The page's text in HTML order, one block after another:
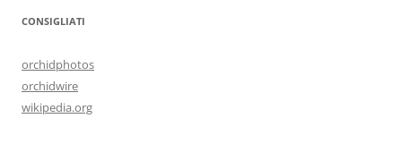
CONSIGLIATI
orchidphotos
orchidwire
wikipedia.org